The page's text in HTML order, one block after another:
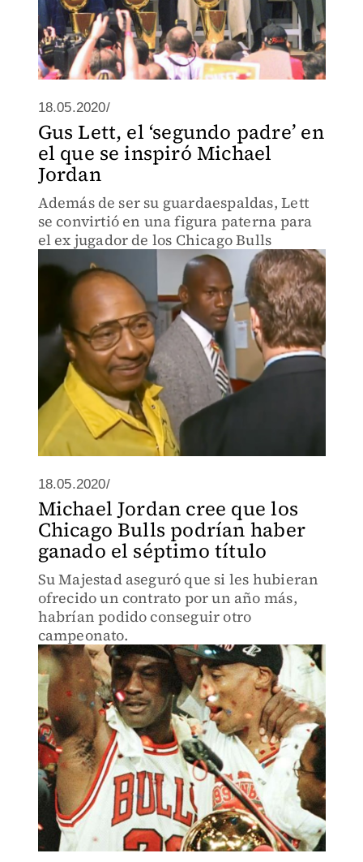
18.05.2020/
Gus Lett, el ‘segundo padre’ en
el que se inspiró Michael
Jordan
Además de ser su guardaespaldas, Lett
se convirtió en una figura paterna para
el ex jugador de los Chicago Bulls
18.05.2020/
Michael Jordan cree que los
Chicago Bulls podrían haber
ganado el séptimo título
Su Majestad aseguró que si les hubieran
ofrecido un contrato por un año más,
habrían podido conseguir otro
campeonato.